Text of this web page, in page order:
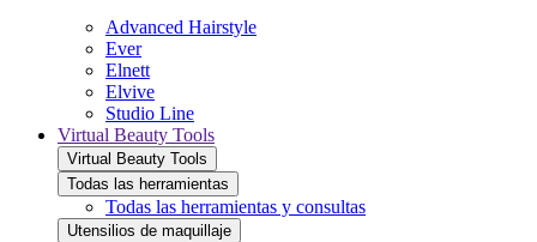
Advanced Hairstyle
Ever
Elnett
Elvive
Studio Line
Virtual Beauty Tools
Virtual Beauty Tools
Todas las herramientas
Todas las herramientas y consultas
Utensilios de maquillaje